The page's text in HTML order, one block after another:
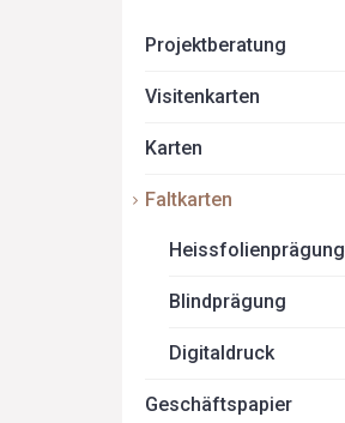
Projektberatung
Visitenkarten
Karten
Faltkarten
Heissfolienprägung
Blindprägung
Digitaldruck
Geschäftspapier